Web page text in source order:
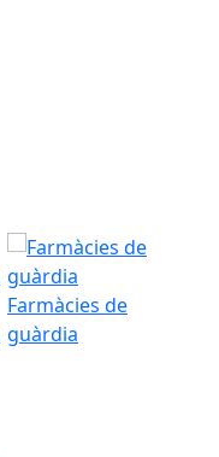
Farmàcies de
guàrdia